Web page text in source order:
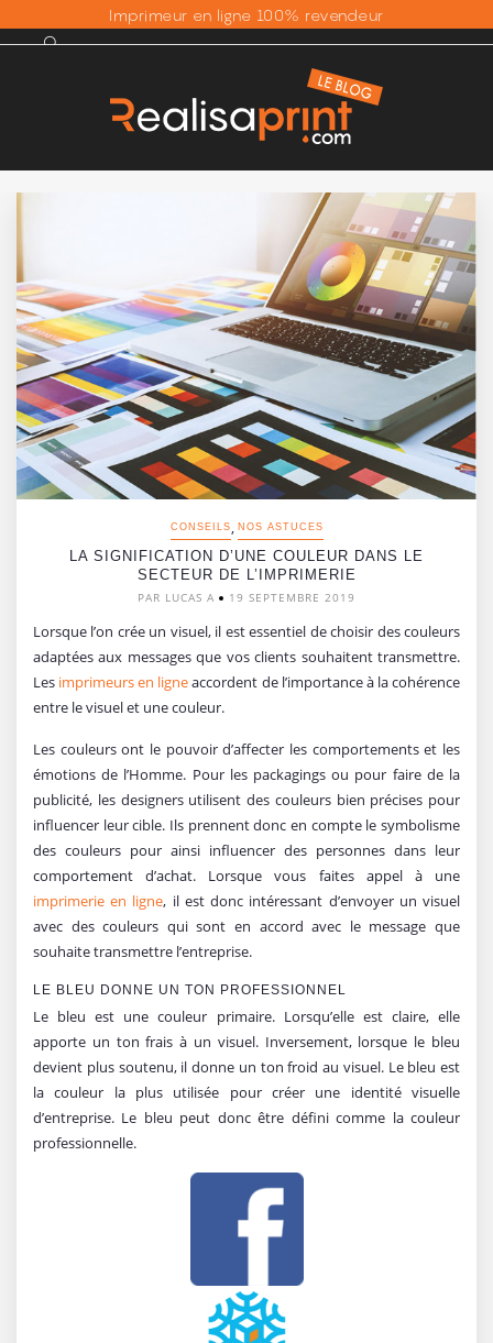
Imprimeur en ligne 100% revendeur
CONSEILS, NOS ASTUCES
LA SIGNIFICATION D’UNE COULEUR DANS LE
SECTEUR DE L’IMPRIMERIE
PAR LUCAS A 19 SEPTEMBRE 2019
Lorsque l’on crée un visuel, il est essentiel de choisir des couleurs
adaptées aux messages que vos clients souhaitent transmettre.
Les imprimeurs en ligneaccordent de l’importance à la cohérence
entre le visuel et une couleur.
Les couleurs ont le pouvoir d’affecter les comportements et les
émotions de l’Homme. Pour les packagings ou pour faire de la
publicité, les designers utilisent des couleurs bien précises pour
influencer leur cible. Ils prennent donc en compte le symbolisme
des couleurs pour ainsi influencer des personnes dans leur
comportement d’achat. Lorsque vous faites appel à une
imprimerie en ligne, il est donc intéressant d’envoyer un visuel
avec des couleurs qui sont en accord avec le message que
souhaite transmettre l’entreprise.
LE BLEU DONNE UN TON PROFESSIONNEL
Le bleu est une couleur primaire. Lorsqu’elle est claire, elle
apporte un ton frais à un visuel. Inversement, lorsque le bleu
devient plus soutenu, il donne un ton froid au visuel. Le bleu est
la couleur la plus utilisée pour créer une identité visuelle
d’entreprise. Le bleu peut donc être défini comme la couleur
professionnelle.